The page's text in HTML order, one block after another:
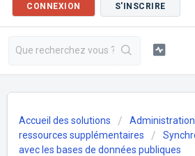
CONNEXION S'INSCRIRE
Accueil des solutions
ressources supplémentaires
avec les bases de données publiques